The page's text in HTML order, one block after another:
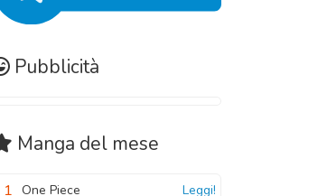
Pubblicità
Manga del mese
1 One Piece Leggi!